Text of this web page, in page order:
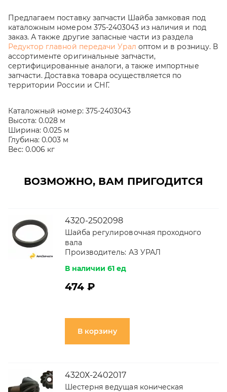
Предлагаем поставку запчасти Шайба замковая под
каталожным номером 375-2403043 из наличия и под
заказ. А также другие запасные части из раздела
Редуктор главной передачи Урал оптом и в розницу. В
ассортименте оригинальные запчасти,
сертифицированные аналоги, а также импортные
запчасти. Доставка товара осуществляется по
территории России и СНГ.
Каталожный номер: 375-2403043
Высота: 0.028 м
Ширина: 0.025 м
Глубина: 0.003 м
Вес: 0.006 кг
ВОЗМОЖНО, ВАМ ПРИГОДИТСЯ
4320-2502098
Шайба регулировочная проходного
вала
Производитель: АЗ УРАЛ
В наличии 61 ед
474 ₽
В корзину
4320Х-2402017
Шестерня ведущая коническая